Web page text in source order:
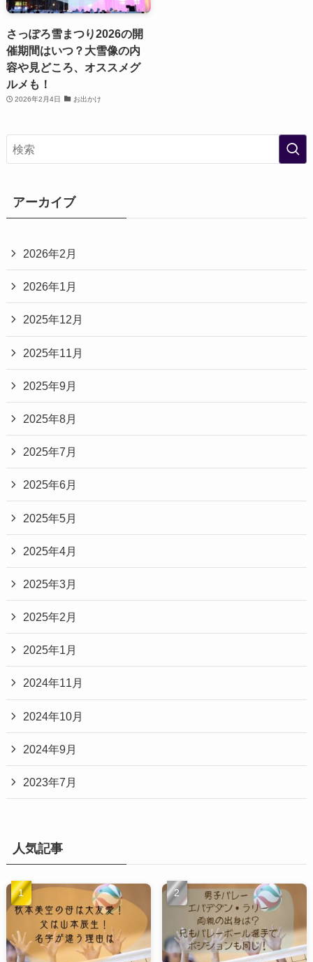
さっぽろ雪まつり2026の開
催期間はいつ？大雪像の内
容や見どころ、オススメグ
ルメも！
2026年2月4日 お出かけ
アーカイブ
2026年2月
2026年1月
2025年12月
2025年11月
2025年9月
2025年8月
2025年7月
2025年6月
2025年5月
2025年4月
2025年3月
2025年2月
2025年1月
2024年11月
2024年10月
2024年9月
2023年7月
人気記事